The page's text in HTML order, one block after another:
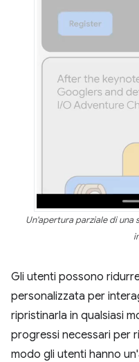
Un'apertura parziale di una
Gli utenti possono
personalizzata per
ripristinarla in qualsiasi
progressi necessari per
modo gli utenti hanno